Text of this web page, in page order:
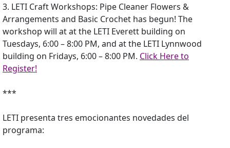
3. LETI Craft Workshops: Pipe Cleaner Flowers &
Arrangements and Basic Crochet has begun! The
workshop will at at the LETI Everett building on
Tuesdays, 6:00 – 8:00 PM, and at the LETI Lynnwood
building on Fridays, 6:00 – 8:00 PM. Click Here to
Register!
***
LETI presenta tres emocionantes novedades del
programa: